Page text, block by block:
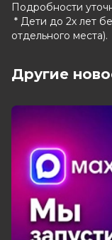
Подробности
* Дети до 2х лет
отдельного места).
Другие